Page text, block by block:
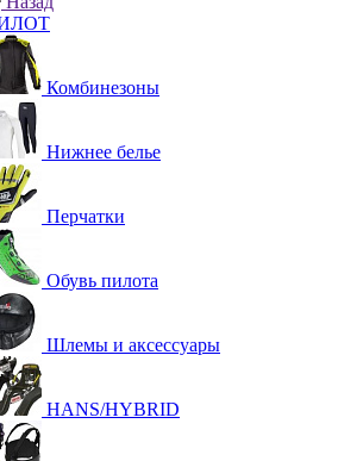
Комбинезоны
Нижнее белье
Перчатки
Обувь пилота
Шлемы и аксессуары
HANS/HYBRID